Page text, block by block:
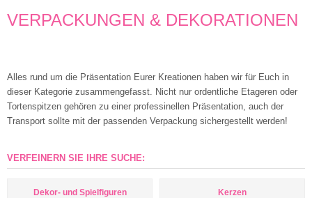
VERPACKUNGEN & DEKORATIONEN
Alles rund um die Präsentation Eurer Kreationen haben wir für Euch in
dieser Kategorie zusammengefasst. Nicht nur ordentliche Etageren oder
Tortenspitzen gehören zu einer professinellen Präsentation, auch der
Transport sollte mit der passenden Verpackung sichergestellt werden!
VERFEINERN SIE IHRE SUCHE:
Dekor- und Spielfiguren Kerzen